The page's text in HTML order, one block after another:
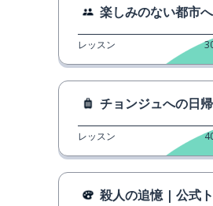
楽しみのない都市
レッスン
チョンジュへの日
レッスン
殺人の追憶 | 公式